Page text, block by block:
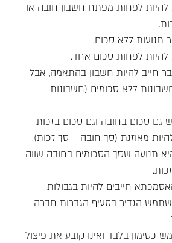
להיות לפחות מפתח חשבון חובה או
תנועות ללא סכום.
להיות לפחות סכום אחד.
חייב להיות חשבון בהתאמה, אבל
ללא סכומים (חשבונות
גם סכום בחובה וגם סכום בזכות
מאוזנת (סך חובה = סך זכות).
תנועה שסך הסכומים בחובה שווה
חייבים להיות בגבולות
הגדיר בסעיף הגדרות חברה
כסימון בלבד ואינו קובע את פיצול